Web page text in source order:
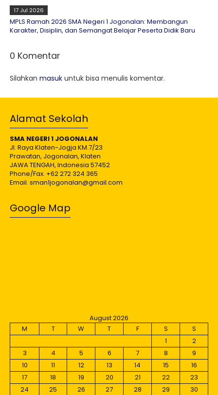
17 Jul 2026
MPLS Ramah 2026 SMA Negeri 1 Jogonalan: Membangun
Karakter, Disiplin, dan Semangat Belajar Peserta Didik Baru
0 Komentar
Silahkan masuk untuk bisa menulis komentar.
Alamat Sekolah
SMA NEGERI 1 JOGONALAN
Jl. Raya Klaten-Jogja KM.7/23
Prawatan, Jogonalan, Klaten
JAWA TENGAH, Indonesia 57452
Phone/Fax. +62 272 324 365
Email. sman1jogonalan@gmail.com
Google Map
August 2026
M
T W T F S
S
1
2
3
4 5 6 7 8
9
10
11 12 13 14 15
16
17
18 19 20 21 22
23
24
25 26 27 28 29 30